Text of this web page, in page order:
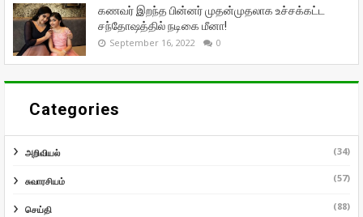
கணவர் இறந்த பின்னர் முதன்முதலாக உச்சக்கட்ட
சந்தோஷத்தில் நடிகை மீனா!
September 16, 2022 0
Categories
அறிவியல் (34)
சுவாரசியம் (57)
செய்தி (88)